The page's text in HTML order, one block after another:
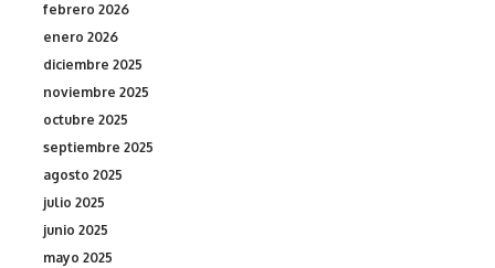
febrero 2026
enero 2026
diciembre 2025
noviembre 2025
octubre 2025
septiembre 2025
agosto 2025
julio 2025
junio 2025
mayo 2025